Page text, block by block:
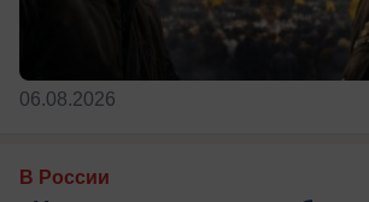
06.08.2026
В России